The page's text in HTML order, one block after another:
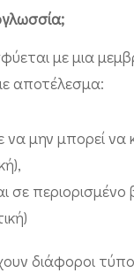
με μια
αποτέλεσμα:
μην μπορεί να
σε
διάφοροι